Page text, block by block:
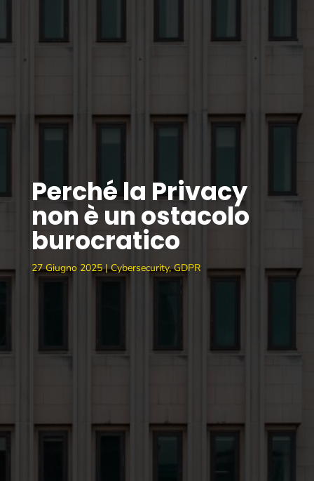
Perché la Privacy
non è un ostacolo
burocratico
27 Giugno 2025|Cybersecurity,GDPR